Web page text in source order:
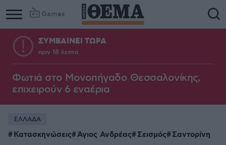
Games
ΣΥΜΒΑΙΝΕΙ ΤΩΡΑ
πριν 18 λεπτά
Φωτιά στο Μονοπήγαδο Θεσσαλονίκης,
επιχειρούν 6 εναέρια
ΕΛΛΑΔΑ
Κατασκηνώσεις Άγιος Ανδρέας Σεισμός Σαντορίνη